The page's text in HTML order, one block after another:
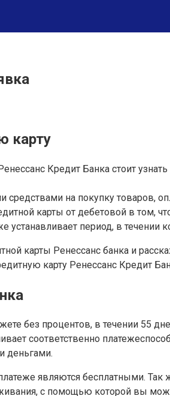
карту
Кредит Банка стоит
на покупку товаров,
карты от дебетовой в том,
период, в течении
карты Ренессанс банка и
карту Ренессанс Кредит
без процентов, в течении 55
соответственно
деньгами.
являются бесплатными.
с помощью которой вы